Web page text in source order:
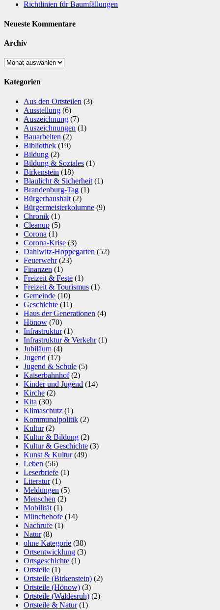
Richtlinien für Baumfällungen
Neueste Kommentare
Archiv
Archiv
Kategorien
Aus den Ortsteilen (3)
Ausstellung (6)
Auszeichnung (7)
Auszeichnungen (1)
Bauarbeiten (2)
Bibliothek (19)
Bildung (2)
Bildung & Soziales (1)
Birkenstein (18)
Blaulicht & Sicherheit (1)
Brandenburg-Tag (1)
Bürgerhaushalt (2)
Bürgermeisterkolumne (9)
Chronik (1)
Cleanup (5)
Corona (1)
Corona-Krise (3)
Dahlwitz-Hoppegarten (52)
Feuerwehr(23)
Finanzen (1)
Freizeit & Feste (1)
Freizeit & Tourismus (1)
Gemeinde (10)
Geschichte (11)
Haus der Generationen (4)
Hönow (70)
Infrastruktur(1)
Infrastruktur & Verkehr(1)
Jubiläum (4)
Jugend (17)
Jugend & Schule (5)
Kaiserbahnhof(2)
Kinder und Jugend (14)
Kirche (2)
Kita (30)
Klimaschutz (1)
Kommunalpolitik (2)
Kultur(2)
Kultur & Bildung (2)
Kultur & Geschichte (3)
Kunst & Kultur(49)
Leben (56)
Leserbriefe (1)
Literatur(1)
Meldungen (5)
Menschen (2)
Mobilität (1)
Münchehofe (14)
Nachrufe (1)
Natur(8)
ohne Kategorie (38)
Ortsentwicklung (3)
Ortsgeschichte (1)
Ortsteile (1)
Ortsteile (Birkenstein) (2)
Ortsteile (Hönow) (3)
Ortsteile (Waldesruh) (2)
Ortsteile & Natur(1)